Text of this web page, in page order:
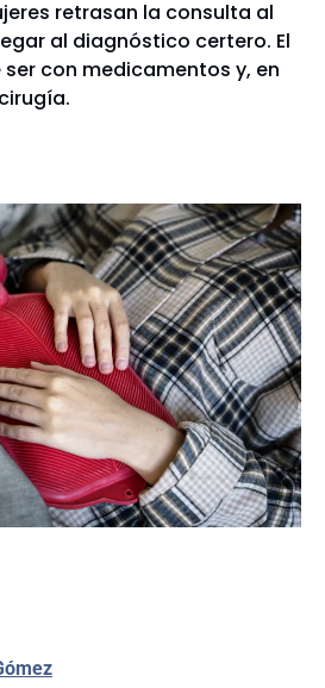
retrasan la consulta al
al diagnóstico certero. El
con medicamentos y, en